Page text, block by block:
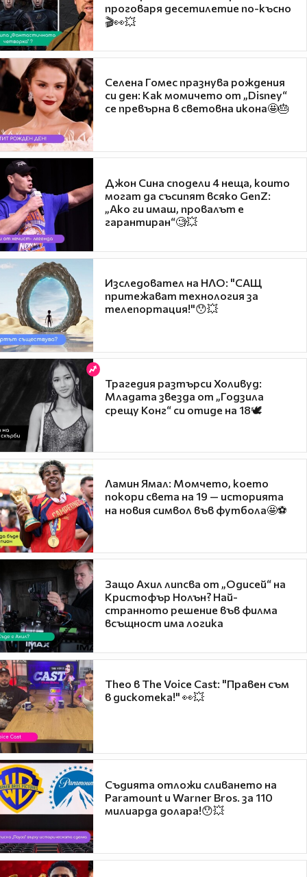
проговаря десетилетие по-късно
🎬👀💥
Селена Гомес празнува рождения
си ден: Как момичето от „Disney“
се превърна в световна икона🤩🎂
Джон Сина сподели 4 неща, които
могат да съсипят всяко GenZ:
„Ако ги имаш, провалът е
гарантиран“🧐💥
Изследовател на НЛО: "САЩ
притежават технология за
телепортация!"😯💥
Трагедия разтърси Холивуд:
Младата звезда от „Годзила
срещу Конг“ си отиде на 18🕊️
Ламин Ямал: Момчето, което
покори света на 19 — историята
на новия символ във футбола🤩⚽
Защо Ахил липсва от „Одисей“ на
Кристофър Нолън? Най-
странното решение във филма
всъщност има логика
Theo в The Voice Cast: "Правен съм
в дискотека!" 👀💥
Съдията отложи сливането на
Paramount и Warner Bros. за 110
милиарда долара!😯💥